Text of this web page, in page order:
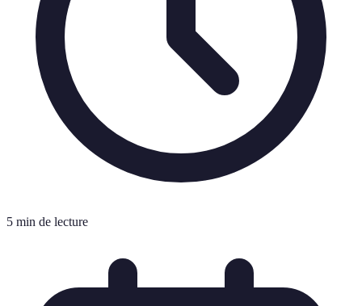
5 min de lecture